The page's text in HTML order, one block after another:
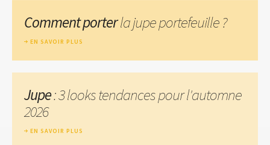
Comment porterla jupe portefeuille ?
EN SAVOIR PLUS
Jupe: 3 looks tendances pour l'automne
2026
EN SAVOIR PLUS